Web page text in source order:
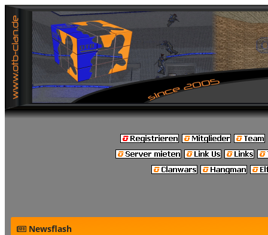
Newsflash